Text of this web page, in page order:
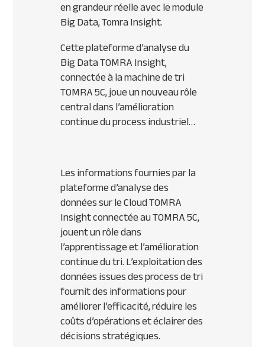
en grandeur réelle avec le module
Big Data, Tomra Insight.
Cette plateforme d’analyse du
Big Data TOMRA Insight,
connectée à la machine de tri
TOMRA 5C, joue un nouveau rôle
central dans l’amélioration
continue du process industriel…
Les informations fournies par la
plateforme d’analyse des
données sur le Cloud TOMRA
Insight connectée au TOMRA 5C,
jouent un rôle dans
l’apprentissage et l’amélioration
continue du tri. L’exploitation des
données issues des process de tri
fournit des informations pour
améliorer l’efficacité, réduire les
coûts d’opérations et éclairer des
décisions stratégiques.